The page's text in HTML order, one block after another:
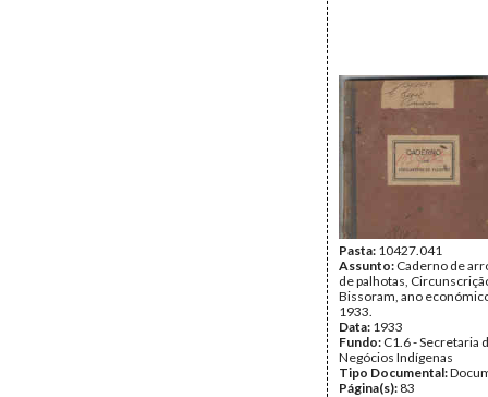
Pasta: 10427.041
Assunto: Caderno de
de palhotas,
Bissoram, ano
1933.
Data: 1933
Fundo: C1.6 - Secretaria
Negócios Indígenas
Tipo Documental:
Página(s): 83